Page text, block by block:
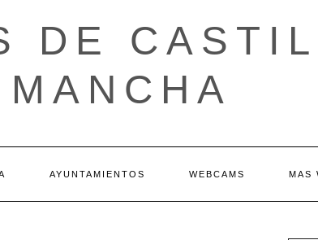
DE
MANCHA
AYUNTAMIENTOS WEBCAMS MAS